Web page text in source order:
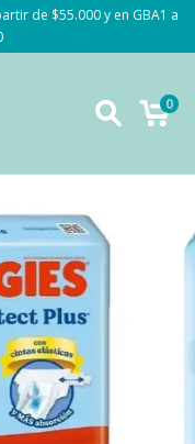
de $55.000 y en GBA1 a
0